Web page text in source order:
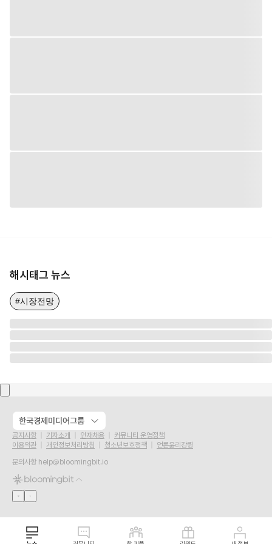
해시태그 뉴스
#시장전망
한국경제미디어그룹
공지사항 기자소개 인재채용
커뮤니티 운영정책
이용약관
개인정보처리방침 청소년보호정책
언론윤리강령
문의사항 help@bloomingbit.io